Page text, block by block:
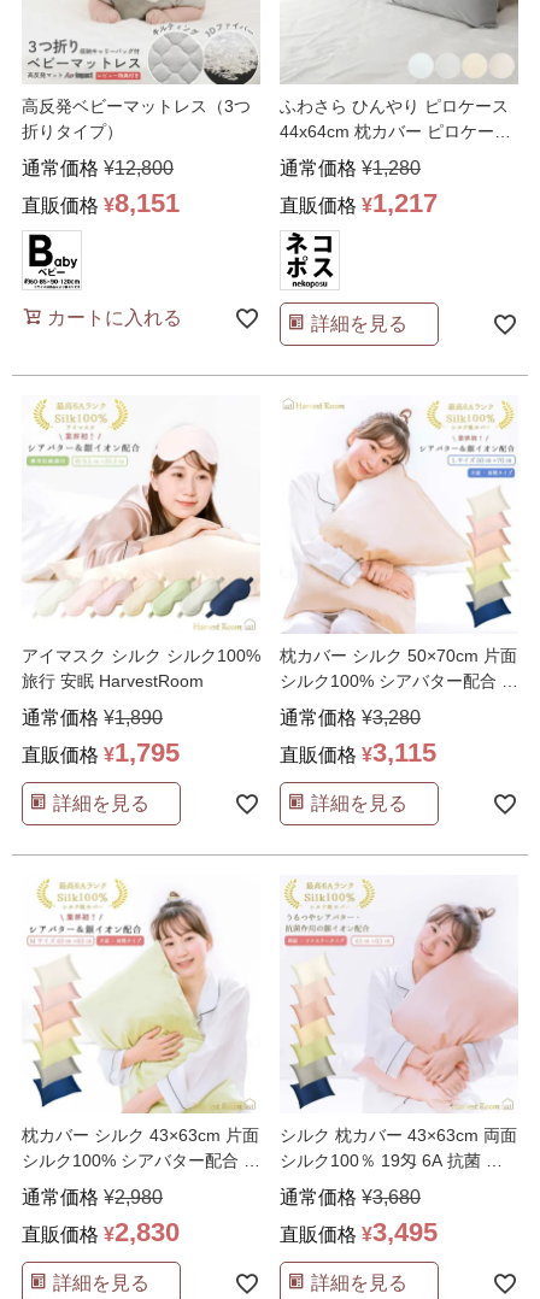
高反発ベビーマットレス（3つ
折りタイプ）
通常価格 ¥12,800
直販価格 ¥8,151
カートに入れる
ふわさら ひんやり ピロケース
44x64cm 枕カバー ピロケース
ピローケー…
通常価格 ¥1,280
直販価格 ¥1,217
詳細を見る
アイマスク シルク シルク100%
旅行 安眠 HarvestRoom
通常価格 ¥1,890
直販価格 ¥1,795
詳細を見る
枕カバー シルク 50×70cm 片面
シルク100% シアバター配合 封
筒 ヘ …
通常価格 ¥3,280
直販価格 ¥3,115
詳細を見る
枕カバー シルク 43×63cm 片面
シルク100% シアバター配合 封
筒 ヘ …
通常価格 ¥2,980
直販価格 ¥2,830
詳細を見る
シルク 枕カバー 43×63cm 両面
シルク100％ 19匁 6A 抗菌 シ
ア…
通常価格 ¥3,680
直販価格 ¥3,495
詳細を見る